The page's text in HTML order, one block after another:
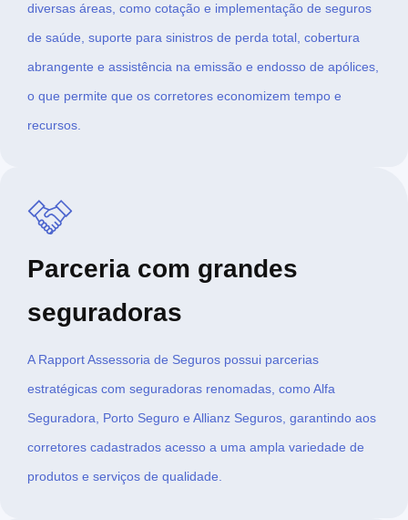
diversas áreas, como cotação e implementação de seguros
de saúde, suporte para sinistros de perda total, cobertura
abrangente e assistência na emissão e endosso de apólices,
o que permite que os corretores economizem tempo e
recursos.
Parceria com grandes
seguradoras
A Rapport Assessoria de Seguros possui parcerias
estratégicas com seguradoras renomadas, como Alfa
Seguradora, Porto Seguro e Allianz Seguros, garantindo aos
corretores cadastrados acesso a uma ampla variedade de
produtos e serviços de qualidade.